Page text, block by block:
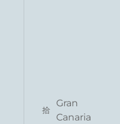
Gran
Canaria